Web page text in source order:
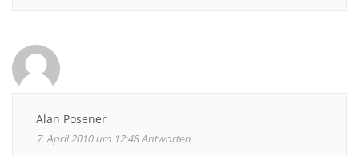
Alan Posener
7. April 2010 um 12:48Antworten